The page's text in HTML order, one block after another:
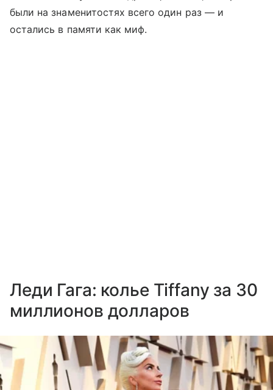
были на знаменитостях всего один раз — и
остались в памяти как миф.
Леди Гага: колье Tiffany за 30
миллионов долларов